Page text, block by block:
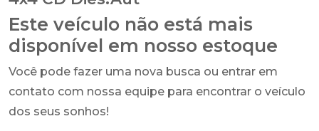
Este veículo não está mais
disponível em nosso estoque
Você pode fazer uma nova busca ou entrar em
contato com nossa equipe para encontrar o veículo
dos seus sonhos!